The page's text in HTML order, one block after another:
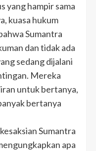
yang hampir sama
kuasa hukum
Sumantra
dan tidak ada
sedang dijalani
Mereka
untuk bertanya,
bertanya
Sumantra
apa